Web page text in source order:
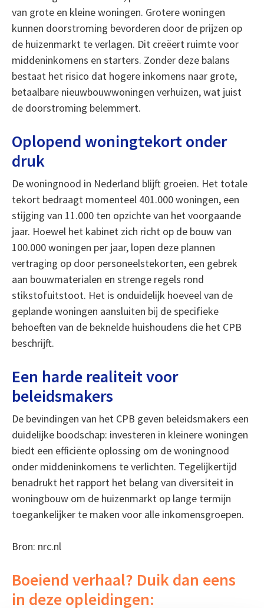
van grote en kleine woningen. Grotere woningen
kunnen doorstroming bevorderen door de prijzen op
de huizenmarkt te verlagen. Dit creëert ruimte voor
middeninkomens en starters. Zonder deze balans
bestaat het risico dat hogere inkomens naar grote,
betaalbare nieuwbouwwoningen verhuizen, wat juist
de doorstroming belemmert.
Oplopend woningtekort onder
druk
De woningnood in Nederland blijft groeien. Het totale
tekort bedraagt momenteel 401.000 woningen, een
stijging van 11.000 ten opzichte van het voorgaande
jaar. Hoewel het kabinet zich richt op de bouw van
100.000 woningen per jaar, lopen deze plannen
vertraging op door personeelstekorten, een gebrek
aan bouwmaterialen en strenge regels rond
stikstofuitstoot. Het is onduidelijk hoeveel van de
geplande woningen aansluiten bij de specifieke
behoeften van de beknelde huishoudens die het CPB
beschrijft.
Een harde realiteit voor
beleidsmakers
De bevindingen van het CPB geven beleidsmakers een
duidelijke boodschap: investeren in kleinere woningen
biedt een efficiënte oplossing om de woningnood
onder middeninkomens te verlichten. Tegelijkertijd
benadrukt het rapport het belang van diversiteit in
woningbouw om de huizenmarkt op lange termijn
toegankelijker te maken voor alle inkomensgroepen.
Bron: nrc.nl
Boeiend verhaal? Duik dan eens
in deze opleidingen: